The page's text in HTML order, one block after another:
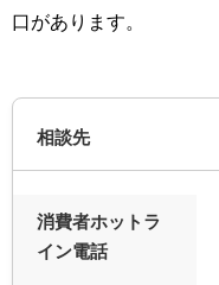
口があります。
相談先
消費者ホットラ
イン電話